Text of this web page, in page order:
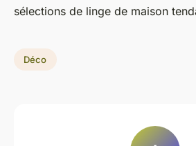
sélections de linge de maison
Déco